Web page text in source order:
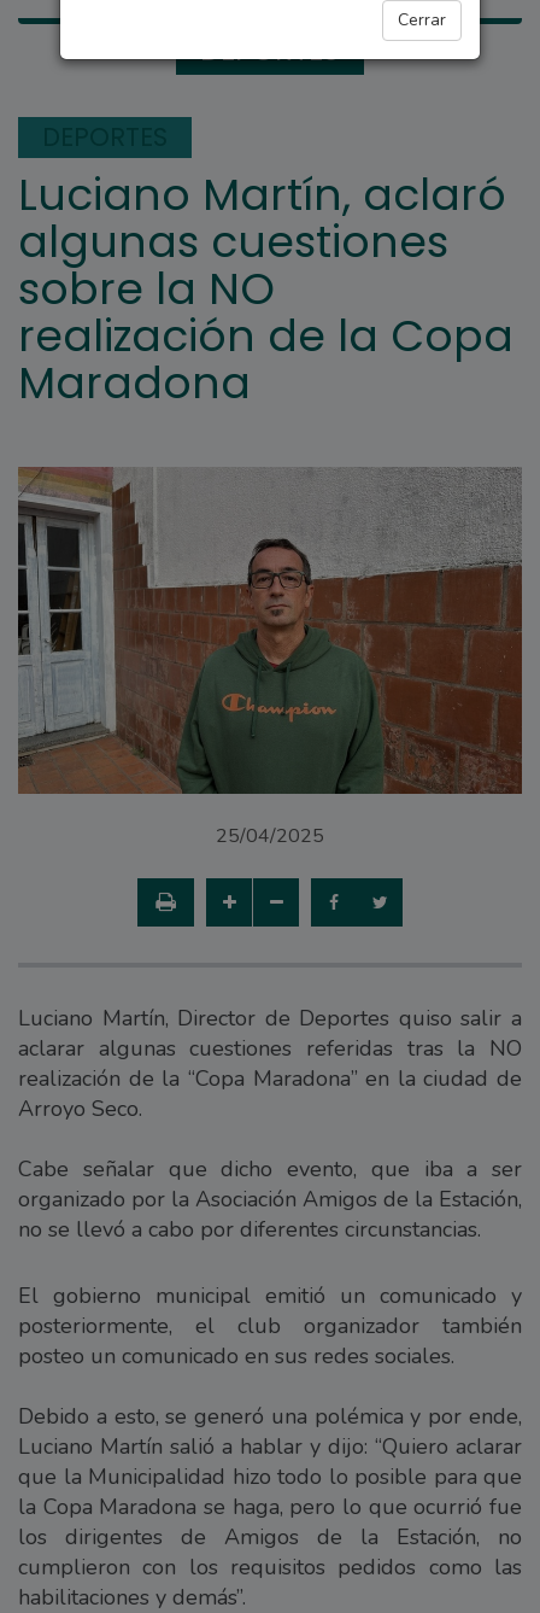
Cerrar
DEPORTES
Luciano Martín, aclaró
algunas cuestiones
sobre la NO
realización de la Copa
Maradona
25/04/2025
Luciano Martín, Director de Deportes quiso salir a
aclarar algunas cuestiones referidas tras la NO
realización de la “Copa Maradona” en la ciudad de
Arroyo Seco.
Cabe señalar que dicho evento, que iba a ser
organizado por la Asociación Amigos de la Estación,
no se llevó a cabo por diferentes circunstancias.
El gobierno municipal emitió un comunicado y
posteriormente, el club organizador también
posteo un comunicado en sus redes sociales.
Debido a esto, se generó una polémica y por ende,
Luciano Martín salió a hablar y dijo: “Quiero aclarar
que la Municipalidad hizo todo lo posible para que
la Copa Maradona se haga, pero lo que ocurrió fue
los dirigentes de Amigos de la Estación, no
cumplieron con los requisitos pedidos como las
habilitaciones y demás”.